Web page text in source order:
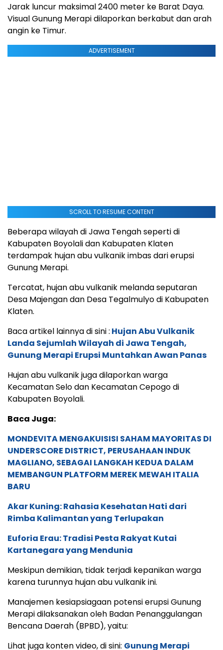
Jarak luncur maksimal 2400 meter ke Barat Daya.
Visual Gunung Merapi dilaporkan berkabut dan arah
angin ke Timur.
ADVERTISEMENT
SCROLL TO RESUME CONTENT
Beberapa wilayah di Jawa Tengah seperti di
Kabupaten Boyolali dan Kabupaten Klaten
terdampak hujan abu vulkanik imbas dari erupsi
Gunung Merapi.
Tercatat, hujan abu vulkanik melanda seputaran
Desa Majengan dan Desa Tegalmulyo di Kabupaten
Klaten.
Baca artikel lainnya di sini : Hujan Abu Vulkanik
Landa Sejumlah Wilayah di Jawa Tengah,
Gunung Merapi Erupsi Muntahkan Awan Panas
Hujan abu vulkanik juga dilaporkan warga
Kecamatan Selo dan Kecamatan Cepogo di
Kabupaten Boyolali.
Baca Juga:
MONDEVITA MENGAKUISISI SAHAM MAYORITAS DI
UNDERSCORE DISTRICT, PERUSAHAAN INDUK
MAGLIANO, SEBAGAI LANGKAH KEDUA DALAM
MEMBANGUN PLATFORM MEREK MEWAH ITALIA
BARU
Akar Kuning: Rahasia Kesehatan Hati dari
Rimba Kalimantan yang Terlupakan
Euforia Erau: Tradisi Pesta Rakyat Kutai
Kartanegara yang Mendunia
Meskipun demikian, tidak terjadi kepanikan warga
karena turunnya hujan abu vulkanik ini.
Manajemen kesiapsiagaan potensi erupsi Gunung
Merapi dilaksanakan oleh Badan Penanggulangan
Bencana Daerah (BPBD), yaitu:
Lihat juga konten video, di sini: Gunung Merapi